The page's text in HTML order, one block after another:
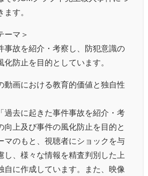
ます。
ーマ＞
事故を紹介・考察し、防犯意識の
化防止を目的としています。
動画における教育的価値と独自性
過去に起きた事件事故を紹介・考
向上及び事件の風化防止を目的と
マのもと、視聴者にショックを与
し、様々な情報を精査判別した上
自に作成しています。また、映像